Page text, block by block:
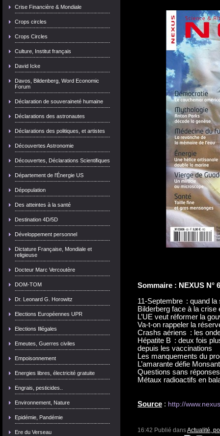
Crise Financière & Mondiale
Crops circles
Crops Circles
Culture, Institut français
David Icke
Davos, Bildenberg, Word Economic
Forum
Déclaration de souveraineté humaine
Déclarations des astronautes
Déclarations des politiques, et artistes
Découvertes Astronomie
Découvertes, Déclarations Scientifiques
Département de l'Énergie US
Dépopulation
Des atteintes à la santé
Destination 4D/5D
Développement personnel
Dictature Française, Mondiale et
religieuse
Docteur Marc Vercoutère
DOM-TOM
Dr. Leonard G. Horowitz
Elections Européennes UPR
Elections Illégales
Emeutes, Guerres civiles
Empoisonnement
Energies libres, électricité gratuite
Engrais, pesticides..
Environnement, Nature
Epidémie, Pandémie
Ere du Verseau
Sommaire : NEXUS N°
11-Septembre : quand la
Bilderberg face à la crise
L’UE veut réformer la
Va-t-on rappeler la
Crashs aériens : les
Hépatite B : deux fois
depuis les vaccinations
Les manquements du
L’amarante défie
Questions sans
Métaux radioactifs en
Source : http://
16:42 Publié dansActualité,